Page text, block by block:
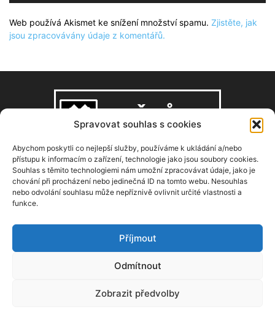
Spravovat souhlas s cookies
Abychom poskytli co nejlepší služby, používáme k ukládání a/nebo
přístupu k informacím o zařízení, technologie jako jsou soubory cookies.
Souhlas s těmito technologiemi nám umožní zpracovávat údaje, jako je
chování při procházení nebo jedinečná ID na tomto webu. Nesouhlas
nebo odvolání souhlasu může nepříznivě ovlivnit určité vlastnosti a
funkce.
Příjmout
Odmítnout
Zobrazit předvolby
Web používá Akismet ke snížení množství spamu. Zjistěte, jak
jsou zpracovávány údaje z komentářů.
O NÁS
NÁSLEDUJ NÁS